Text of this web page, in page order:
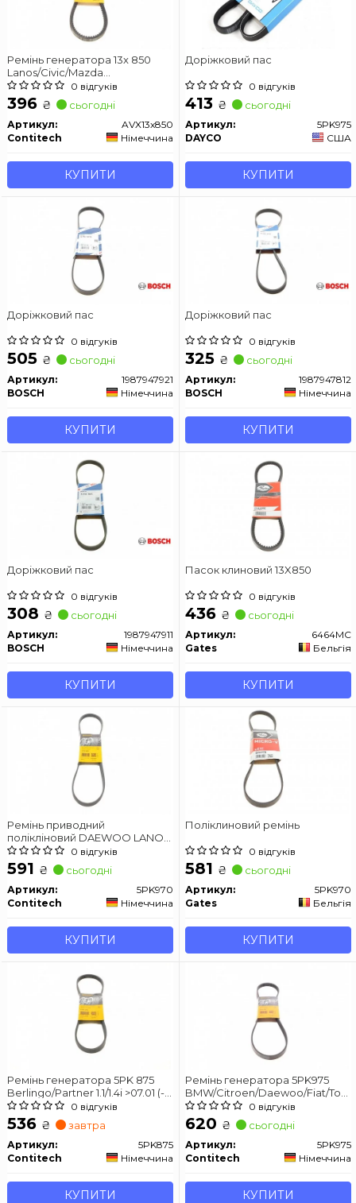
Ремінь генератора 13x 850
Lanos/Civic/Mazda
323/Camry/Corolla -01
CONTITECH AVX13x850
0 відгуків
396 ₴ сьогодні
Артикул:
AVX13x850
Contitech
Німеччина
КУПИТИ
Доріжковий пас
0 відгуків
413 ₴ сьогодні
Артикул:
5PK975
DAYCO
США
КУПИТИ
Доріжковий пас
0 відгуків
505 ₴ сьогодні
Артикул:
1987947921
BOSCH
Німеччина
КУПИТИ
Доріжковий пас
0 відгуків
325 ₴ сьогодні
Артикул:
1987947812
BOSCH
Німеччина
КУПИТИ
Доріжковий пас
0 відгуків
308 ₴ сьогодні
Артикул:
1987947911
BOSCH
Німеччина
КУПИТИ
Пасок клиновий 13X850
0 відгуків
436 ₴ сьогодні
Артикул:
6464MC
Gates
Бельгія
КУПИТИ
Ремінь приводний
полікліновий DAEWOO LANOS
седан (KLAT) 1.50 відгуків
591 ₴ сьогодні
Артикул:
5PK970
Contitech
Німеччина
КУПИТИ
Поліклиновий ремінь
0 відгуків
581 ₴ сьогодні
Артикул:
5PK970
Gates
Бельгія
КУПИТИ
Ремінь генератора 5PK 875
Berlingo/Partner 1.1/1.4i >07.01 (-
AC) CONTITECH 5PK875
0 відгуків
536 ₴ завтра
Артикул:
5PK875
Contitech
Німеччина
КУПИТИ
Ремінь генератора 5PK975
BMW/Citroen/Daewoo/Fiat/
CONTITECH 5PK975
0 відгуків
620 ₴ сьогодні
Артикул:
5PK975
Contitech
Німеччина
КУПИТИ